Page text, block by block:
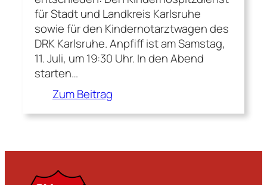
für Stadt und Landkreis Karlsruhe
sowie für den Kindernotarztwagen des
DRK Karlsruhe. Anpfiff ist am Samstag,
11. Juli, um 19:30 Uhr. In den Abend
starten…
Zum Beitrag
e